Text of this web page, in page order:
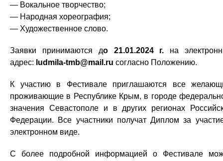
— Вокальное творчество;
— Народная хореография;
— Художественное слово.
Заявки принимаются до 21.01.2024 г. на
адрес: ludmila-tmb@mail.ru согласно Положению.
К участию в Фестивале приглашаются все
проживающие в Республике Крым, в городе
значения Севастополе и в других регионах
Федерации. Все участники получат Диплом за
электронном виде.
С более подробной информацией о Фестивале